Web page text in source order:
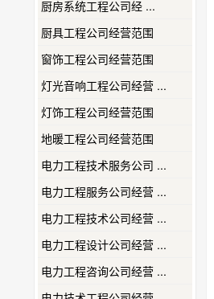
​厨房系统工程公司经 ...
厨具工程公司经营范围
窗饰工程公司经营范围
灯光音响工程公司经营 ...
灯饰工程公司经营范围
地暖工程公司经营范围
电力工程技术服务公司 ...
电力工程服务公司经营 ...
电力工程技术公司经营 ...
电力工程设计公司经营 ...
电力工程咨询公司经营 ...